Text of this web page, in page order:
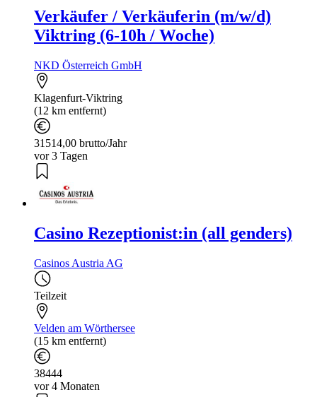
Verkäufer / Verkäuferin (m/w/d)
Viktring (6-10h / Woche)
NKD Österreich GmbH
Klagenfurt-Viktring
(12 km entfernt)
31514,00 brutto/Jahr
vor 3 Tagen
Casino Rezeptionist:in (all genders)
Casinos Austria AG
Teilzeit
Velden am Wörthersee
(15 km entfernt)
38444
vor 4 Monaten